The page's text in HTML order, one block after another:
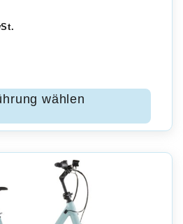
wählen